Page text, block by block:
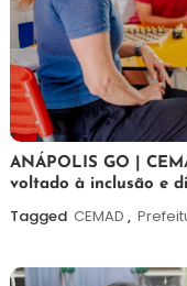
7
de
agosto
Maurilio
ANÁPOLIS GO |
voltado à inclusão e
Tagged CEMAD ,